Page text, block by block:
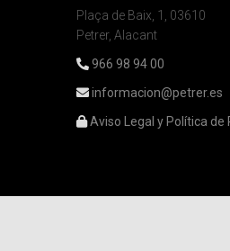
Plaça de Baix, 1, 03610
Petrer, Alacant
966 98 94 00
informacion@petrer.es
Aviso Legal y Política de